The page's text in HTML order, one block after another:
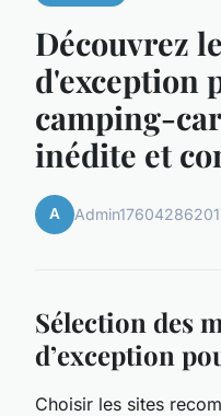
Découvrez
d'exception
camping-
inédite et
A Admin1760428620
Sélection des
d’exception
Choisir les sites